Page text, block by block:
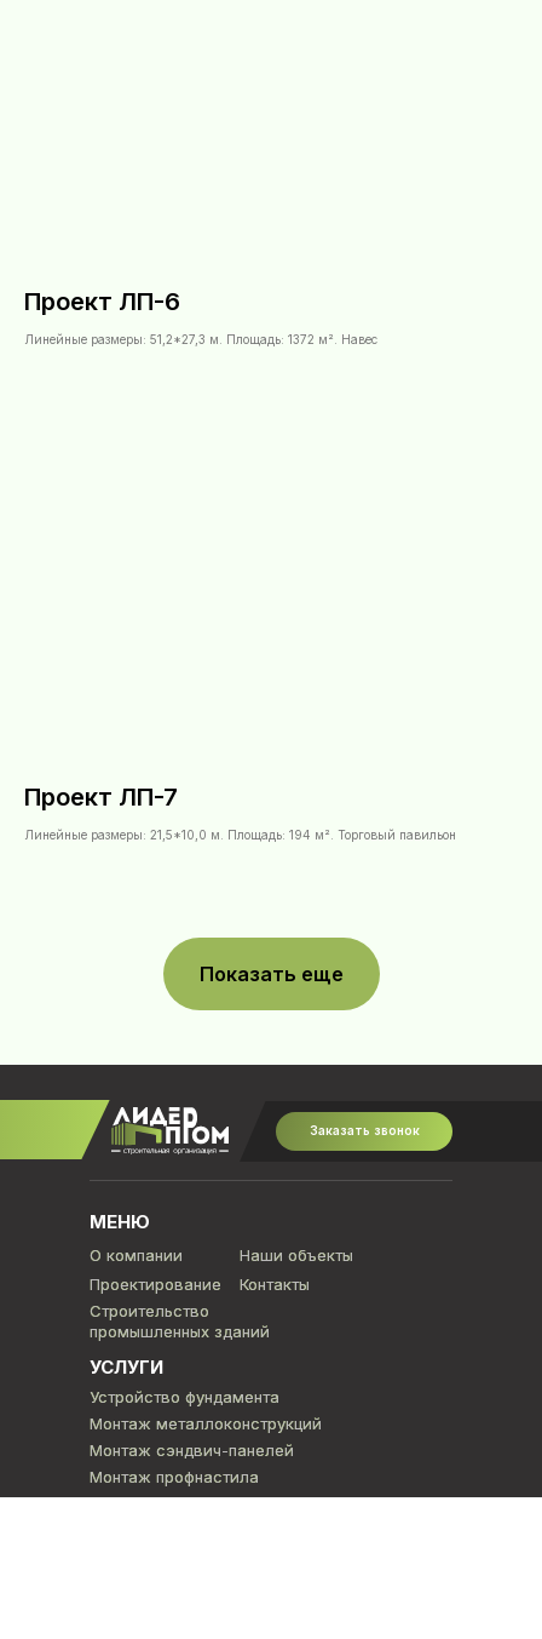
Проект ЛП-6
Линейные размеры: 51,2*27,3 м. Площадь: 1372 м². Навес
Проект ЛП-7
Линейные размеры: 21,5*10,0 м. Площадь: 194 м². Торговый павильон
Показать еще
Заказать звонок
Заливка промышленных полов
Заливка промышленных полов
Монтаж профнастила
Монтаж профнастила
Монтаж сэндвич-панелей
Монтаж сэндвич-панелей
Монтаж металлоконструкций
Монтаж металлоконструкций
Устройство фундамента
Устройство фундамента
Строительство
промышленных зданий
Строительство
промышленных зданий
Наши объекты
Наши объекты
Контакты
Контакты
Проектирование
Проектирование
О компании
О компании
УСЛУГИ
МЕНЮ